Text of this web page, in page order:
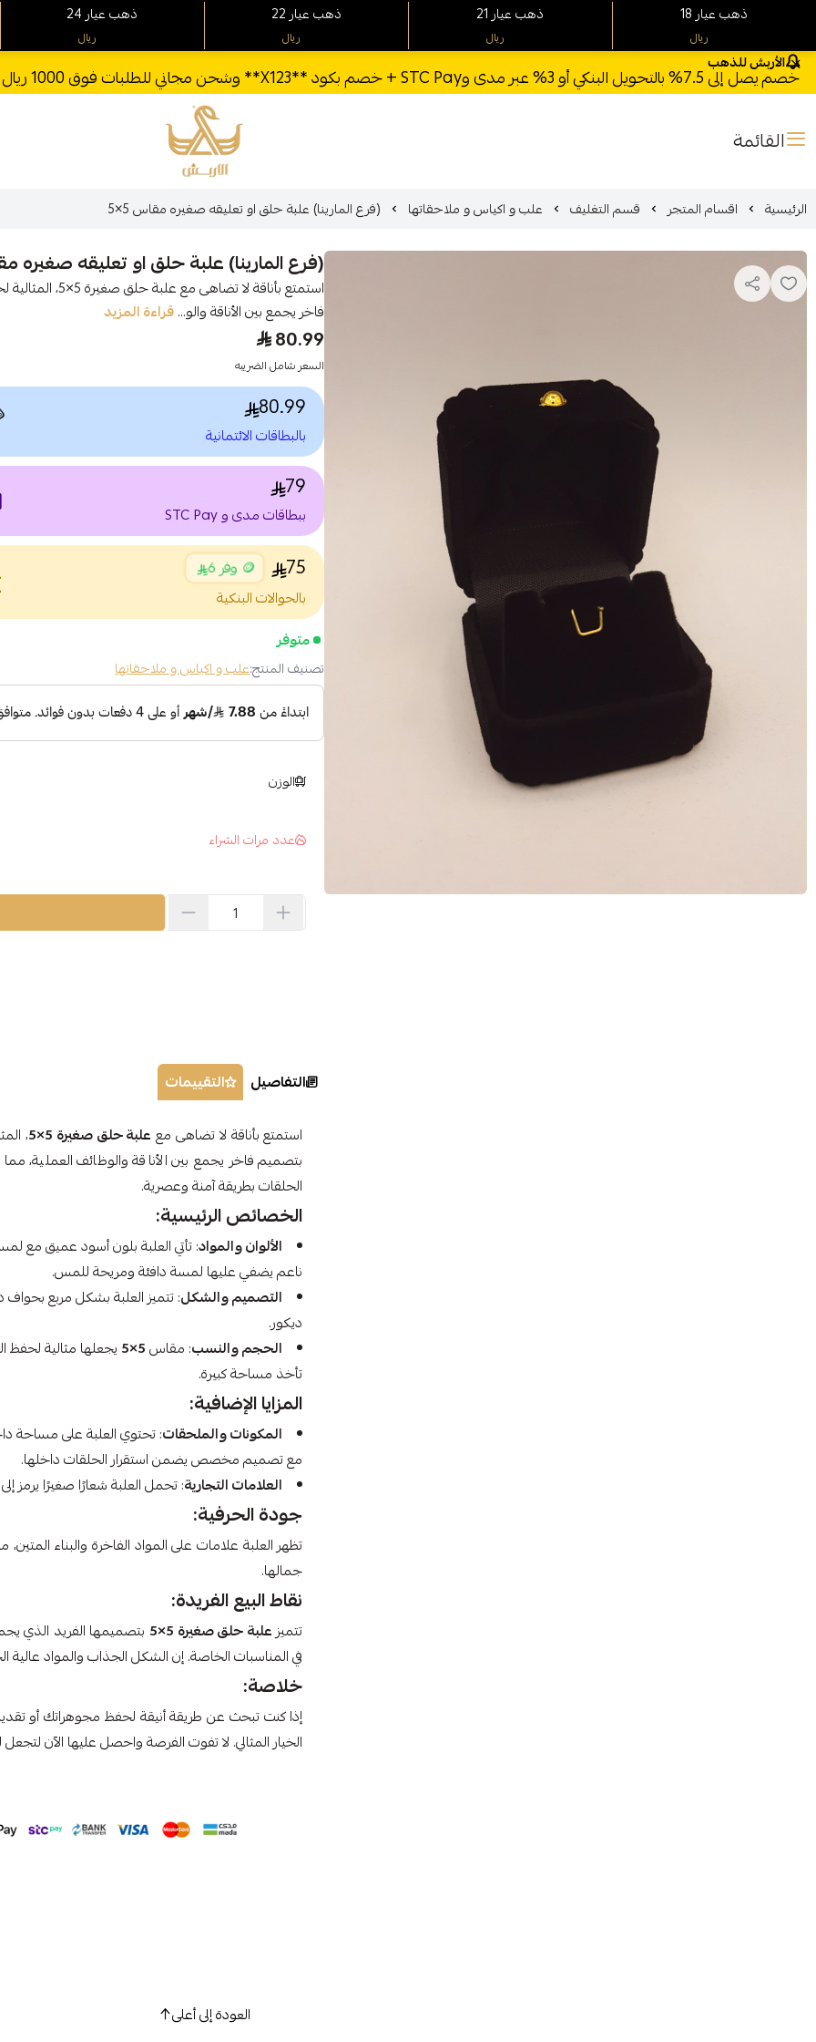
الأربش للذهب
خصم يصل إلى 7.5% بالتحويل البنكي أو 3% عبر مدى وSTC Pay + خصم بكود **X123** وشحن مجاني للطلبات فوق 1000 ريال
القائمة الأربش للذهب
الرئيسية اقسام المتجر قسم التغليف علب و اكياس و ملاحقاتها (فرع المارينا) علبة حلق او تعليقه صغيره مقاس 5×5
(فرع المارينا) علبة حلق او تعليقه صغيره
استمتع بأناقة لا
فاخر يجمع بين الأناقة والو...قراءة المزيد
80.99
السعر شامل الضريبه
80.99
بالبطاقات الائتمانية
79
ببطاقات مدى و STC Pay
75 🪙 وفر 6
بالحوالات البنكية
متوفر
تصنيف المنتج:علب و اكياس و ملاحقاتها
الوزن
عدد مرات الشراء
التفاصيل التقييمات
استمتع بأناقة لا تضاهى مع علبة حلق صغيرة 5×5
،
بتصميم فاخر يجمع بين الأناقة والوظائف العملية،
الحلقات بطريقة آمنة وعصرية.
الخصائص الرئيسية:
الألوان والمواد: تأتي العلبة بلون أسود عميق
ناعم يضفي عليها لمسة دافئة ومريحة للمس.
التصميم والشكل: تتميز العلبة بشكل مربع
ديكور.
الحجم والنسب: مقاس5×5
يجعلها مثالية لحفظ
تأخذ مساحة كبيرة.
المزايا الإضافية:
المكونات والملحقات: تحتوي العلبة على مساحة
مع تصميم مخصص يضمن استقرار الحلقات داخلها.
العلامات التجارية: تحمل العلبة شعارًا صغيرًا يرمز
جودة الحرفية:
تظهر العلبة علامات على المواد الفاخرة والبناء
جمالها.
نقاط البيع الفريدة:
تتميزعلبة حلق صغيرة 5×5
بتصميمها الفريد الذي
في المناسبات الخاصة. إن الشكل الجذاب والمواد عالية
خلاصة:
إذا كنت تبحث عن طريقة أنيقة لحفظ مجوهراتك أو
الخيار المثالي. لا تفوت الفرصة واحصل عليها الآن لتجعل
العودة إلى أعلى
24 ذهب عيار
ريال
22 ذهب عيار
ريال
21 ذهب عيار
ريال
18 ذهب عيار
ريال